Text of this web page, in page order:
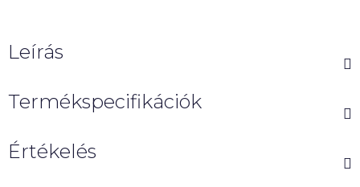
Leírás
Termékspecifikációk
Értékelés